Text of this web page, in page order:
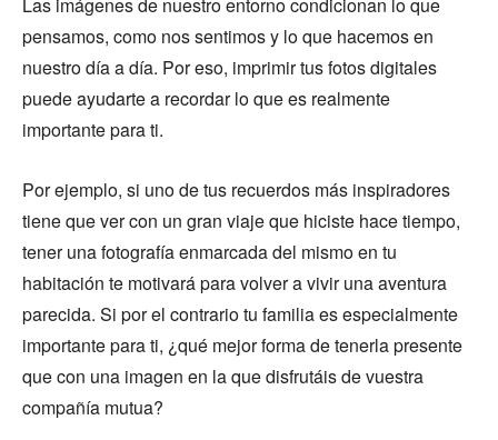
Las imágenes de nuestro entorno condicionan lo que
pensamos, como nos sentimos y lo que hacemos en
nuestro día a día. Por eso, imprimir tus fotos digitales
puede ayudarte a recordar lo que es realmente
importante para ti.
Por ejemplo, si uno de tus recuerdos más inspiradores
tiene que ver con un gran viaje que hiciste hace tiempo,
tener una fotografía enmarcada del mismo en tu
habitación te motivará para volver a vivir una aventura
parecida. Si por el contrario tu familia es especialmente
importante para ti, ¿qué mejor forma de tenerla presente
que con una imagen en la que disfrutáis de vuestra
compañía mutua?